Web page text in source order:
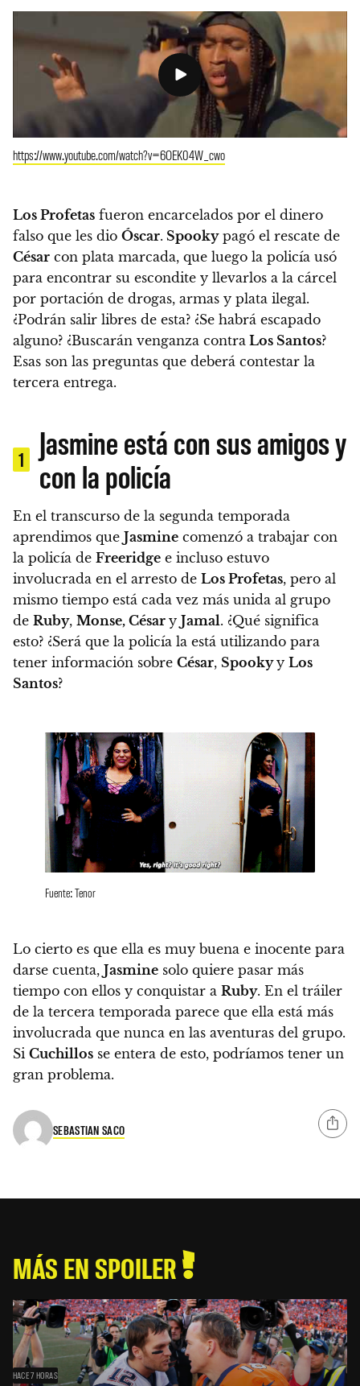
https://www.youtube.com/watch?v=6OEK04W_cwo
Los Profetas fueron encarcelados por el dinero
falso que les dio Óscar. Spookypagó el rescate de
César con plata marcada, que luego la policía usó
para encontrar su escondite y llevarlos a la cárcel
por portación de drogas, armas y plata ilegal.
¿Podrán salir libres de esta? ¿Se habrá escapado
alguno? ¿Buscarán venganza contra Los Santos?
Esas son las preguntas que deberá contestar la
tercera entrega.
1
Jasmine está con sus amigos y
con la policía
En el transcurso de la segunda temporada
aprendimos que Jasmine comenzó a trabajar con
la policía de Freeridge e incluso estuvo
involucrada en el arresto de Los Profetas, pero al
mismo tiempo está cada vez más unida al grupo
de Ruby, Monse, César y Jamal. ¿Qué significa
esto? ¿Será que la policía la está utilizando para
tener información sobre César, Spookyy Los
Santos?
Fuente: Tenor
Lo cierto es que ella es muy buena e inocente para
darse cuenta, Jasmine solo quiere pasar más
tiempo con ellos y conquistar a Ruby. En el tráiler
de la tercera temporada parece que ella está más
involucrada que nunca en las aventuras del grupo.
Si Cuchillos se entera de esto, podríamos tener un
gran problema.
SEBASTIAN SACO
MÁS EN SPOILER
HACE 7 HORAS